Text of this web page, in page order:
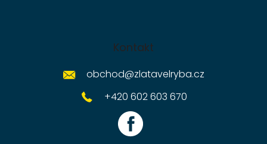
Kontakt
obchod@zlatavelryba.cz
+420 602 603 670